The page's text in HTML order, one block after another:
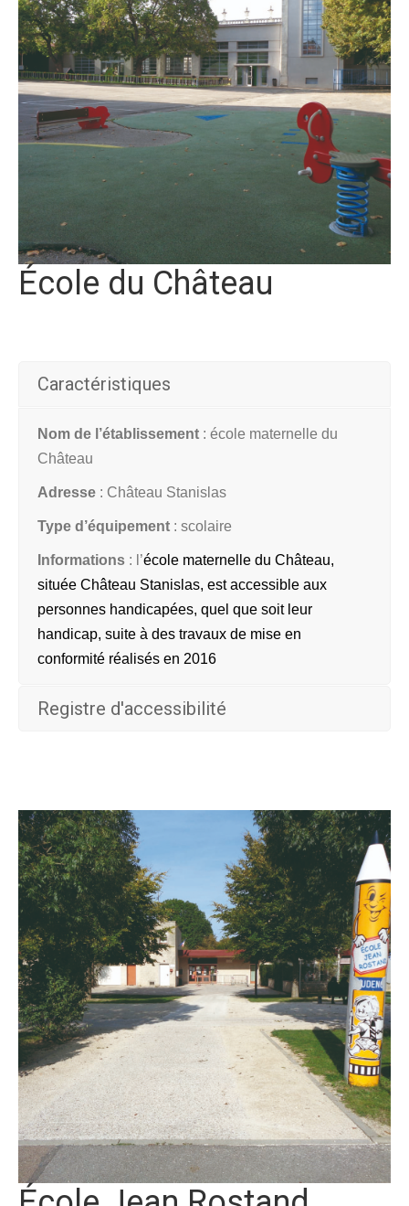
École du Château
Caractéristiques
Nom de l’établissement : école maternelle du
Château
Adresse : Château Stanislas
Type d’équipement : scolaire
Informations : l’école maternelle du Château,
située Château Stanislas, est accessible aux
personnes handicapées, quel que soit leur
handicap, suite à des travaux de mise en
conformité réalisés en 2016
Registre d'accessibilité